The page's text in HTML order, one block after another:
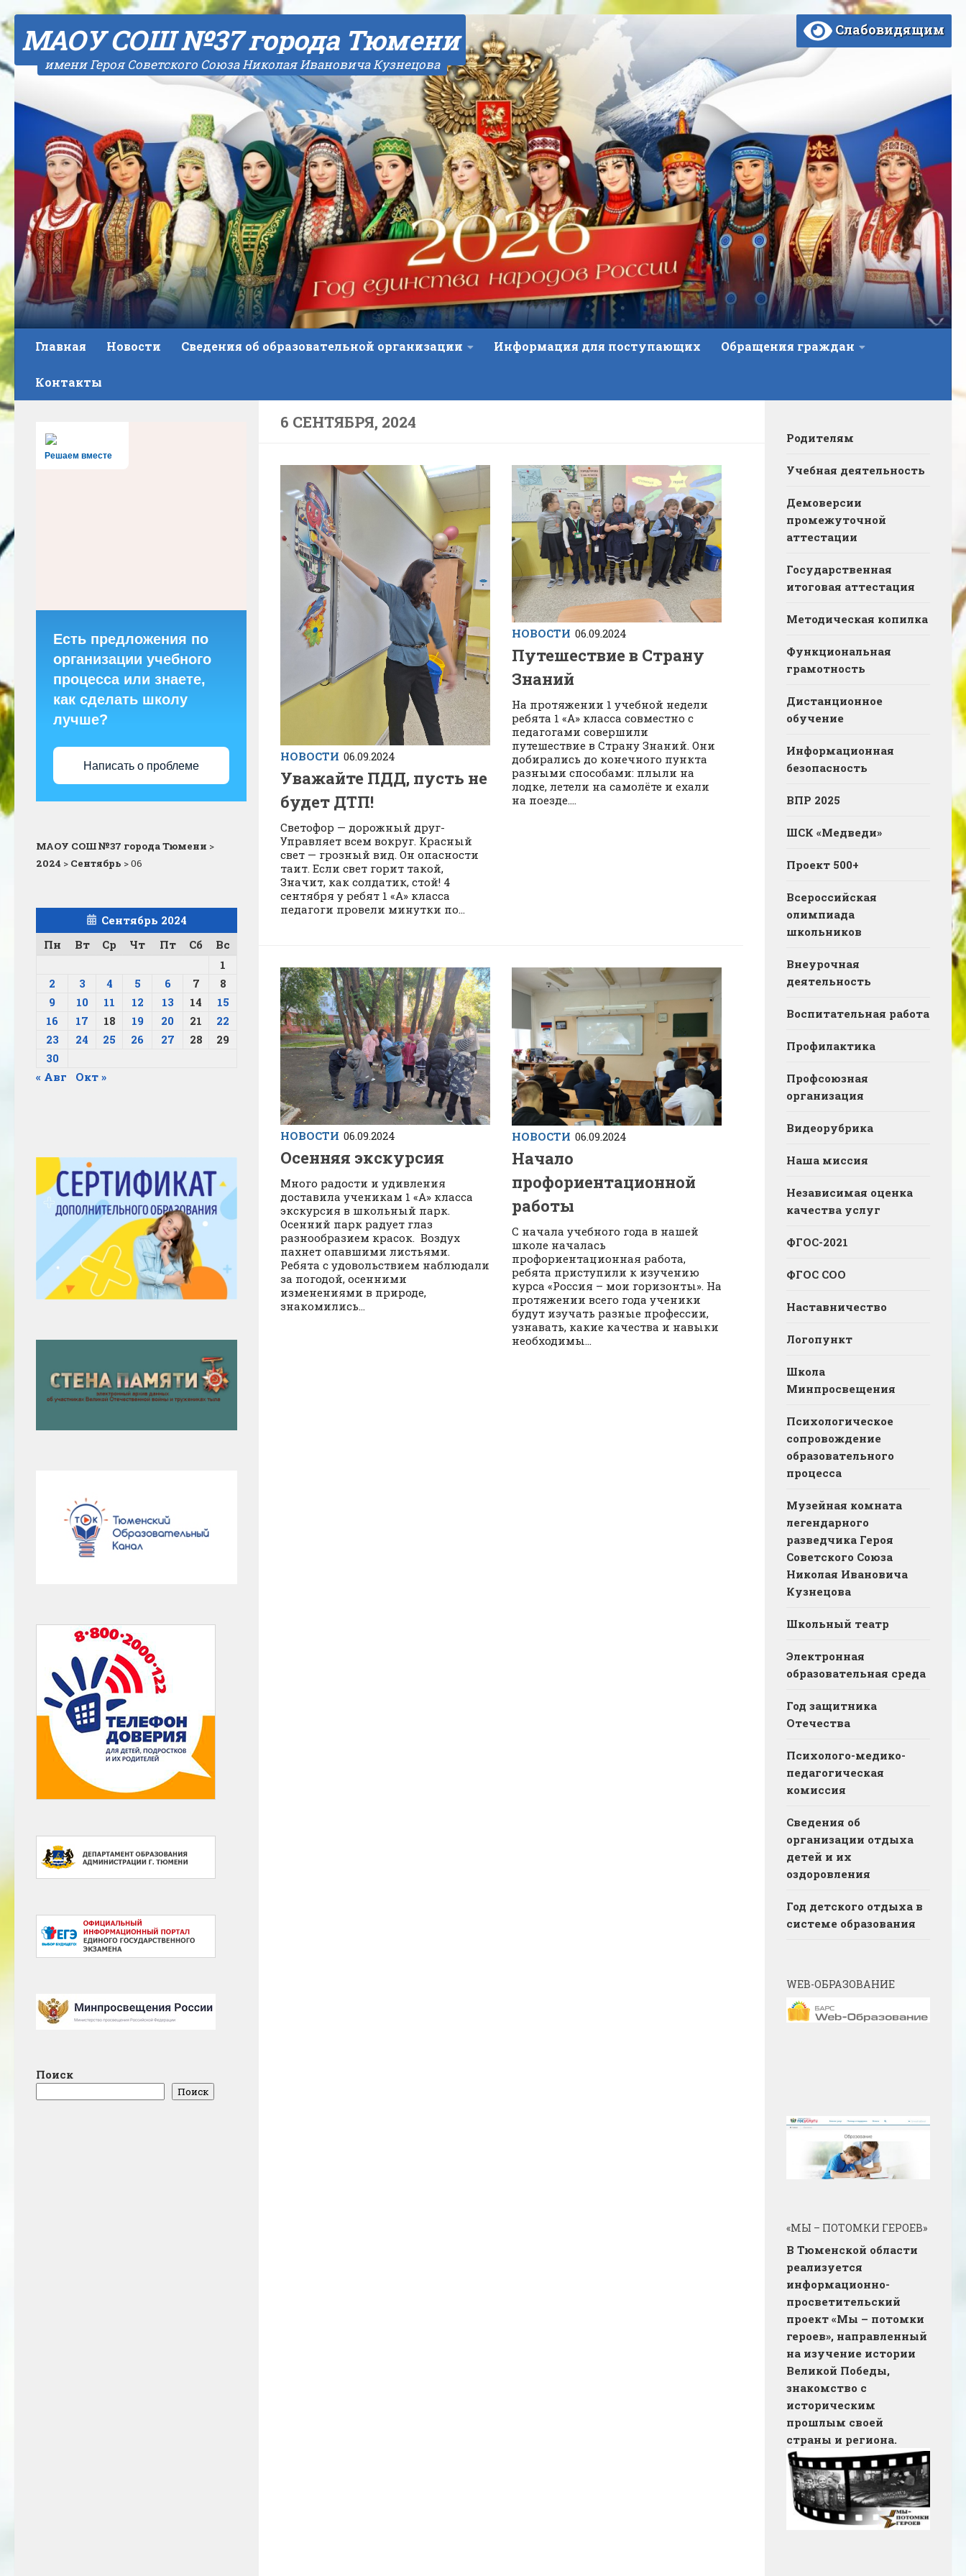
МАОУ СОШ №37 города Тюмени
имени Героя Советского Союза Николая Ивановича Кузнецова
Слабовидящим
Главная Новости Сведения об образовательной организации Информация для поступающих Обращения граждан
Контакты
6 СЕНТЯБРЯ, 2024
НОВОСТИ 06.09.2024
Уважайте ПДД, пусть не
будет ДТП!
Светофор — дорожный друг-
Управляет всем вокруг. Красный
свет — грозный вид. Он опасности
таит. Если свет горит такой,
Значит, как солдатик, стой! 4
сентября у ребят 1 «А» класса
педагоги провели минутки по...
НОВОСТИ 06.09.2024
Путешествие в Страну
Знаний
На протяжении 1 учебной недели
ребята 1 «А» класса совместно с
педагогами совершили
путешествие в Страну Знаний. Они
добирались до конечного пункта
разными способами: плыли на
лодке, летели на самолёте и ехали
на поезде....
НОВОСТИ 06.09.2024
Осенняя экскурсия
Много радости и удивления
доставила ученикам 1 «А» класса
экскурсия в школьный парк.
Осенний парк радует глаз
разнообразием красок. Воздух
пахнет опавшими листьями.
Ребята с удовольствием наблюдали
за погодой, осенними
изменениями в природе,
знакомились...
НОВОСТИ 06.09.2024
Начало
профориентационной
работы
С начала учебного года в нашей
школе началась
профориентационная работа,
ребята приступили к изучению
курса «Россия – мои горизонты». На
протяжении всего года ученики
будут изучать разные профессии,
узнавать, какие качества и навыки
необходимы...
Решаем вместе
Есть предложения по
организации учебного
процесса или знаете,
как сделать школу
лучше?
Написать о проблеме
МАОУ СОШ №37 города Тюмени >
2024 > Сентябрь >06
Сентябрь 2024
Пн
Вт Ср Чт Пт Сб
Вс
1
2
3 4 5 6 7
8
9
10 11 12 13 14
15
16
17 18 19 20 21
22
23
24 25 26 27 28
29
30
« Авг
Окт »
Поиск
Поиск
Родителям
Учебная деятельность
Демоверсии
промежуточной
аттестации
Государственная
итоговая аттестация
Методическая копилка
Функциональная
грамотность
Дистанционное
обучение
Информационная
безопасность
ВПР 2025
ШСК «Медведи»
Проект 500+
Всероссийская
олимпиада
школьников
Внеурочная
деятельность
Воспитательная работа
Профилактика
Профсоюзная
организация
Видеорубрика
Наша миссия
Независимая оценка
качества услуг
ФГОС-2021
ФГОС СОО
Наставничество
Логопункт
Школа
Минпросвещения
Психологическое
сопровождение
образовательного
процесса
Музейная комната
легендарного
разведчика Героя
Советского Союза
Николая Ивановича
Кузнецова
Школьный театр
Электронная
образовательная среда
Год защитника
Отечества
Психолого-медико-
педагогическая
комиссия
Сведения об
организации отдыха
детей и их
оздоровления
Год детского отдыха в
системе образования
WEB-ОБРАЗОВАНИЕ
«МЫ – ПОТОМКИ ГЕРОЕВ»
В Тюменской области
реализуется
информационно-
просветительский
проект «Мы – потомки
героев», направленный
на изучение истории
Великой Победы,
знакомство с
историческим
прошлым своей
страны и региона.